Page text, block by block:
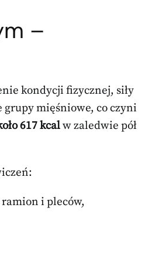
–
kondycji fizycznej, siły
grupy mięśniowe, co czyni
617 kcalw zaledwie pół
i pleców,